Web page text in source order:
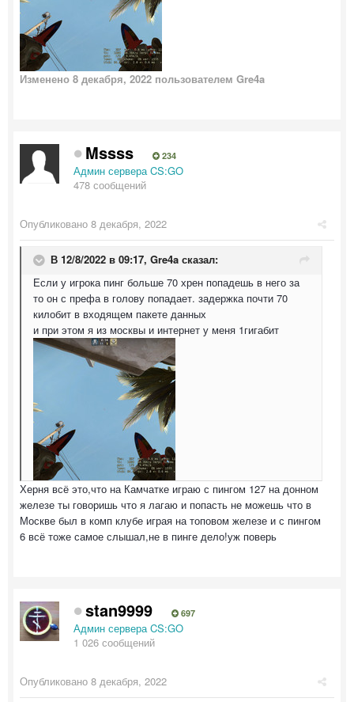
Изменено 8 декабря, 2022 пользователем Gre4a
Mssss 234
Админ сервера CS:GO
478 сообщений
Опубликовано 8 декабря, 2022
В 12/8/2022 в 09:17, Gre4a сказал:
Если у игрока пинг больше 70 хрен попадешь в него за
то он с префа в голову попадает. задержка почти 70
килобит в входящем пакете данных
и при этом я из москвы и интернет у меня 1гигабит
Херня всё это,что на Камчатке играю с пингом 127 на донном
железе ты говоришь что я лагаю и попасть не можешь что в
Москве был в комп клубе играя на топовом железе и с пингом
6 всё тоже самое слышал,не в пинге дело!уж поверь
stan9999 697
Админ сервера CS:GO
1 026 сообщений
Опубликовано 8 декабря, 2022